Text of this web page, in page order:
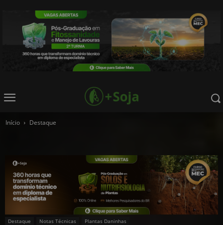
Início Destaque
Destaque Notas Técnicas Plantas Daninhas